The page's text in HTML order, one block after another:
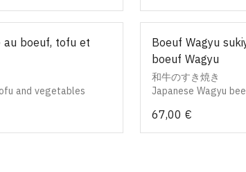
au boeuf, tofu et
and vegetables
Boeuf Wagyu
boeuf Wagyu
和牛のすき焼き
Japanese Wagyu
67,00 €